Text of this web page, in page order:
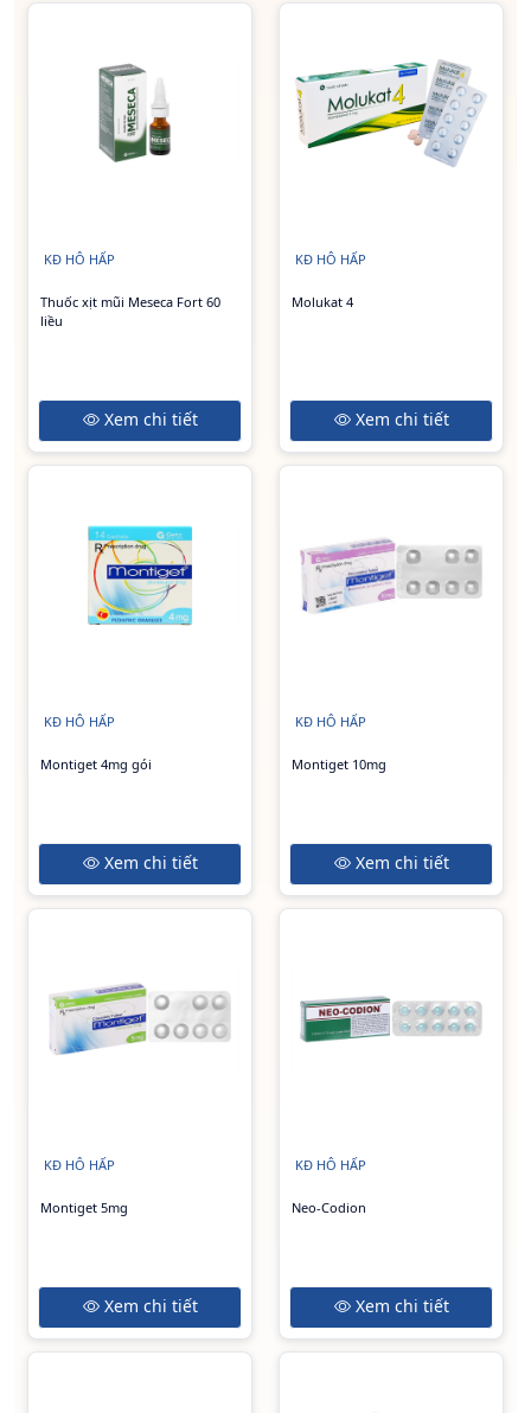
KĐ HÔ HẤP
Thuốc xịt mũi Meseca Fort 60
liều
Xem chi tiết
KĐ HÔ HẤP
Molukat 4
Xem chi tiết
KĐ HÔ HẤP
Montiget 4mg gói
Xem chi tiết
KĐ HÔ HẤP
Montiget 10mg
Xem chi tiết
KĐ HÔ HẤP
Montiget 5mg
Xem chi tiết
KĐ HÔ HẤP
Neo-Codion
Xem chi tiết